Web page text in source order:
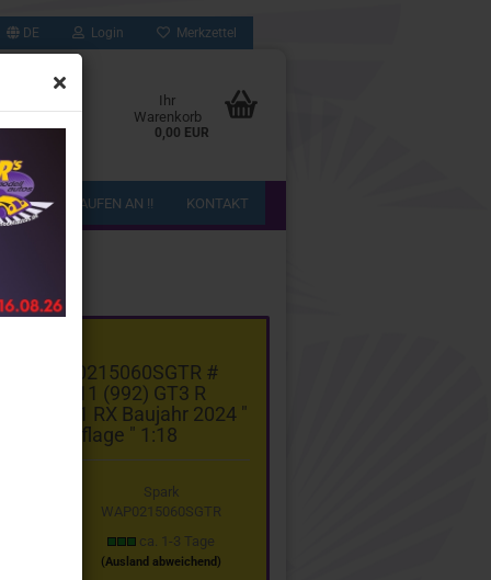
DE Login Merkzettel
Ihr
Warenkorb
0,00 EUR
!! WIR KAUFEN AN !! KONTAKT
WAP0215060SGTR #
911 (992) GT3 R
TC01 RX Baujahr 2024 "
Camouflage " 1:18
Spark
WAP0215060SGTR
ca. 1-3 Tage
(Ausland abweichend)